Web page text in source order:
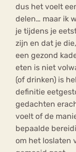
dus het voelt
delen… maar ik
je tijdens je
zijn en dat je
een gezond
eten is niet
(of drinken) is
definitie
gedachten
voelt of de
bepaalde
om het loslaten